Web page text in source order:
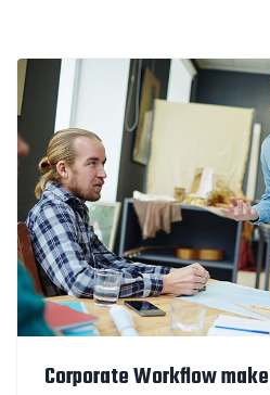
Corporate Workflow